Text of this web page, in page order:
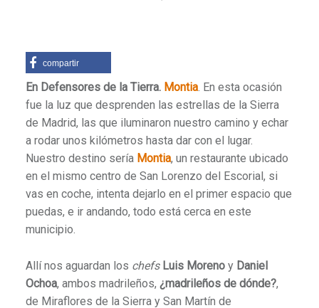
compartir
En Defensores de la Tierra. Montia. En esta ocasión
fue la luz que desprenden las estrellas de la Sierra
de Madrid, las que iluminaron nuestro camino y echar
a rodar unos kilómetros hasta dar con el lugar.
Nuestro destino sería Montia, un restaurante ubicado
en el mismo centro de San Lorenzo del Escorial, si
vas en coche, intenta dejarlo en el primer espacio que
puedas, e ir andando, todo está cerca en este
municipio.
Allí nos aguardan los chefs Luis Morenoy Daniel
Ochoa, ambos madrileños, ¿madrileños de dónde?,
de Miraflores de la Sierra y San Martín de